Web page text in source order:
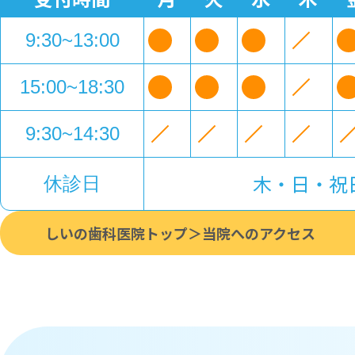
9:30~13:00
15:00~18:30
9:30~14:30
休診日 木・日・祝
しいの歯科医院トップ 当院へのアクセス